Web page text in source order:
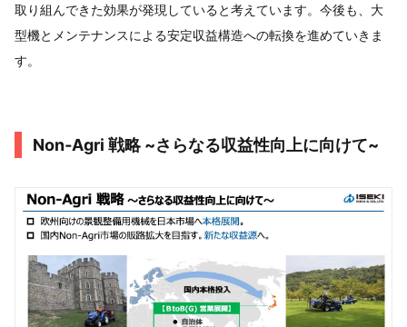
取り組んできた効果が発現していると考えています。今後も、大
型機とメンテナンスによる安定収益構造への転換を進めていきま
す。
Non‐Agri 戦略 ~さらなる収益性向上に向けて~